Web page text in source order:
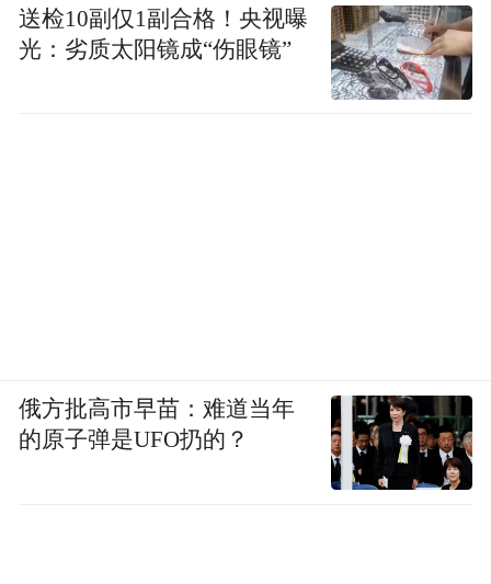
送检10副仅1副合格！央视曝
光：劣质太阳镜成“伤眼镜”
俄方批高市早苗：难道当年
的原子弹是UFO扔的？